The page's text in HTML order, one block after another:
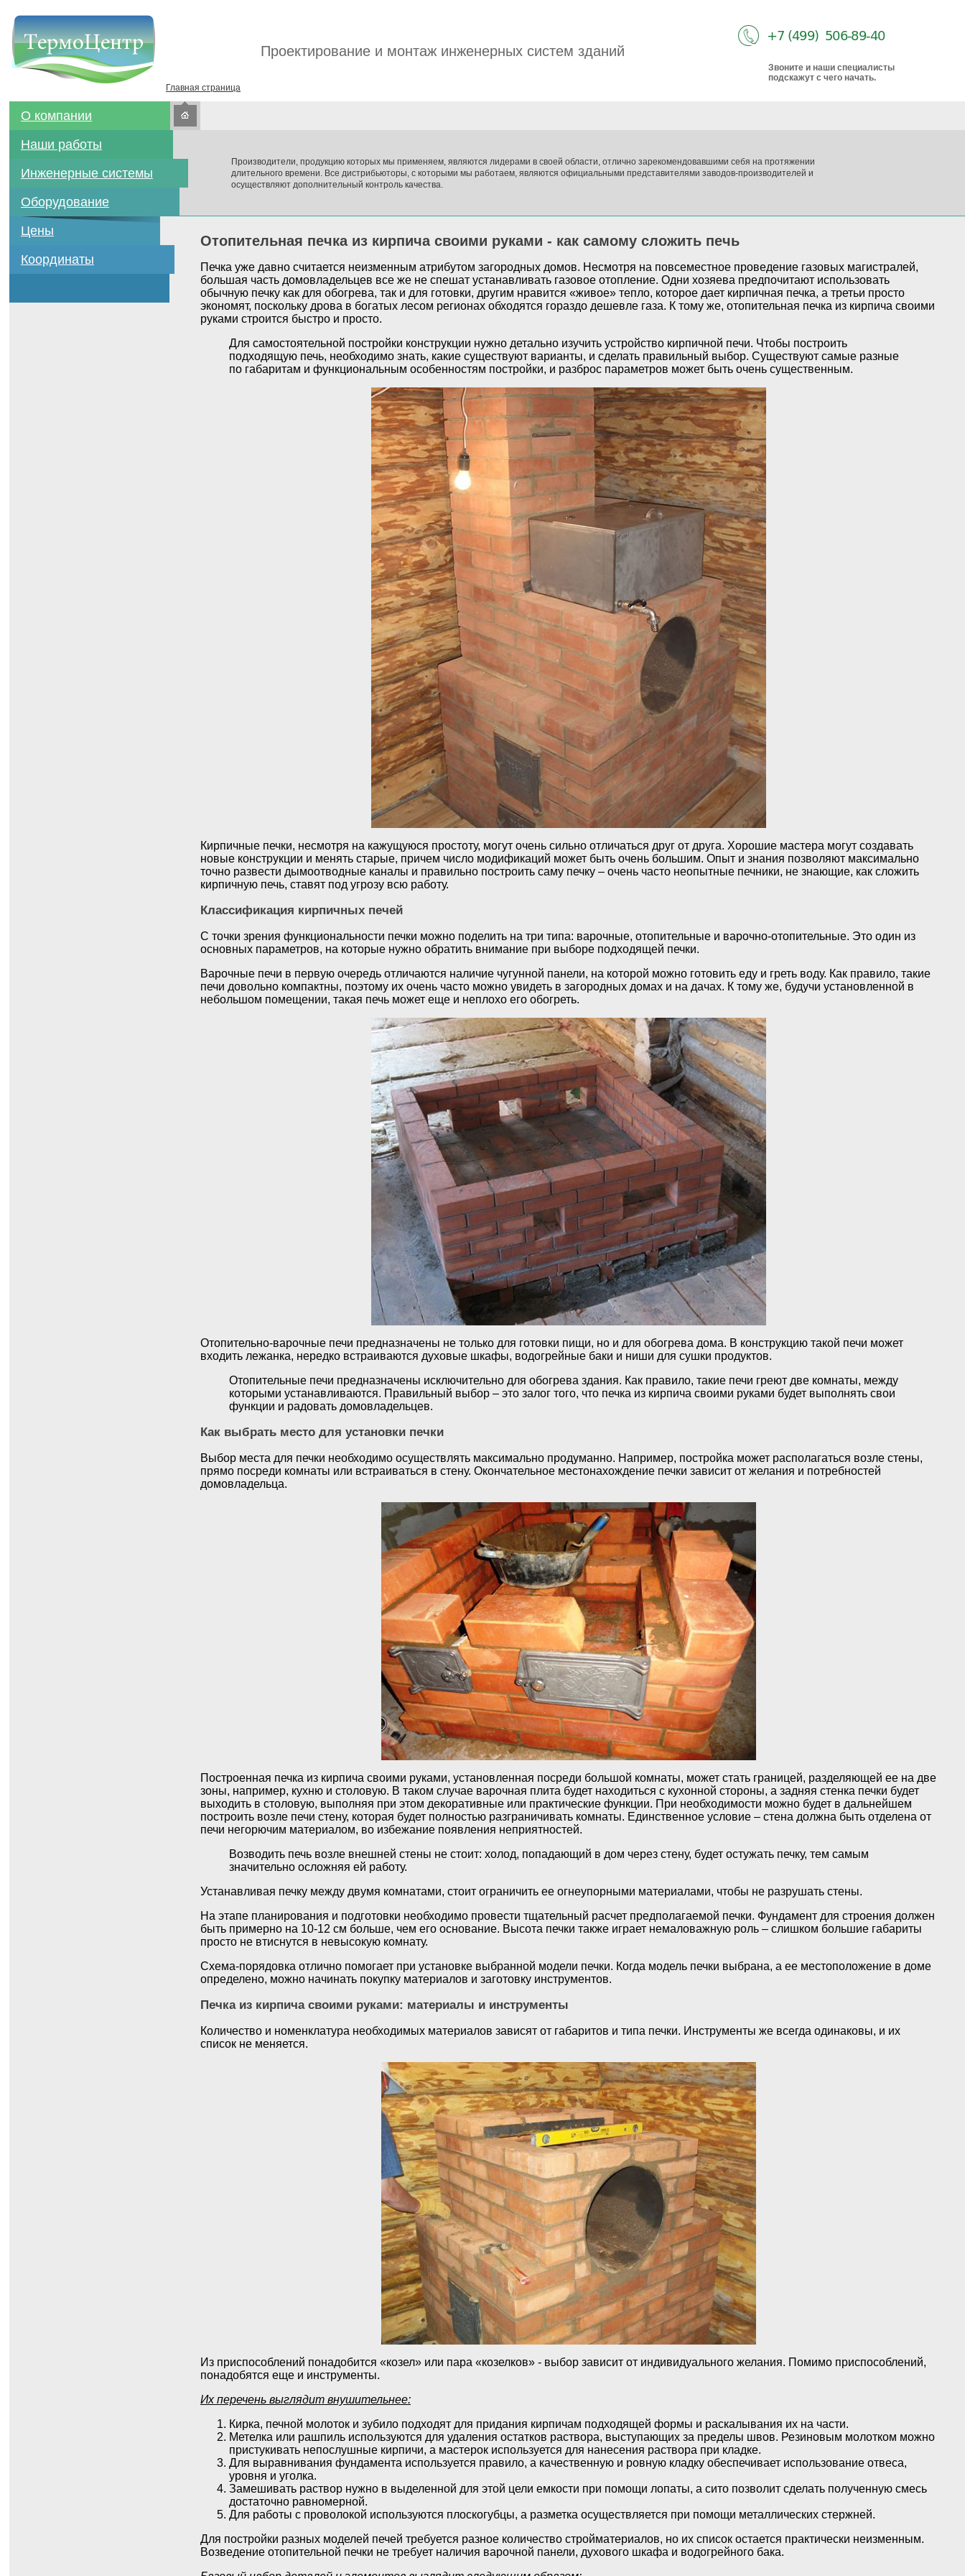
Главная страница
Проектирование и монтаж инженерных систем зданий
Звоните и наши специалисты
подскажут с чего начать.
О компании
Наши работы
Инженерные системы
Оборудование
Цены
Координаты
Производители, продукцию которых мы применяем, являются лидерами в своей области, отлично зарекомендовавшими себя на протяжении
длительного времени. Все дистрибьюторы, с которыми мы работаем, являются официальными представителями заводов-производителей и
осуществляют дополнительный контроль качества.
Отопительная печка из кирпича своими руками - как самому сложить печь
Печка уже давно считается неизменным атрибутом загородных домов. Несмотря на повсеместное проведение газовых магистралей,
большая часть домовладельцев все же не спешат устанавливать газовое отопление. Одни хозяева предпочитают использовать
обычную печку как для обогрева, так и для готовки, другим нравится «живое» тепло, которое дает кирпичная печка, а третьи просто
экономят, поскольку дрова в богатых лесом регионах обходятся гораздо дешевле газа. К тому же, отопительная печка из кирпича своими
руками строится быстро и просто.
Для самостоятельной постройки конструкции нужно детально изучить устройство кирпичной печи. Чтобы построить
подходящую печь, необходимо знать, какие существуют варианты, и сделать правильный выбор. Существуют самые разные
по габаритам и функциональным особенностям постройки, и разброс параметров может быть очень существенным.
Кирпичные печки, несмотря на кажущуюся простоту, могут очень сильно отличаться друг от друга. Хорошие мастера могут создавать
новые конструкции и менять старые, причем число модификаций может быть очень большим. Опыт и знания позволяют максимально
точно развести дымоотводные каналы и правильно построить саму печку – очень часто неопытные печники, не знающие, как сложить
кирпичную печь, ставят под угрозу всю работу.
Классификация кирпичных печей
С точки зрения функциональности печки можно поделить на три типа: варочные, отопительные и варочно-отопительные. Это один из
основных параметров, на которые нужно обратить внимание при выборе подходящей печки.
Варочные печи в первую очередь отличаются наличие чугунной панели, на которой можно готовить еду и греть воду. Как правило, такие
печи довольно компактны, поэтому их очень часто можно увидеть в загородных домах и на дачах. К тому же, будучи установленной в
небольшом помещении, такая печь может еще и неплохо его обогреть.
Отопительно-варочные печи предназначены не только для готовки пищи, но и для обогрева дома. В конструкцию такой печи может
входить лежанка, нередко встраиваются духовые шкафы, водогрейные баки и ниши для сушки продуктов.
Отопительные печи предназначены исключительно для обогрева здания. Как правило, такие печи греют две комнаты, между
которыми устанавливаются. Правильный выбор – это залог того, что печка из кирпича своими руками будет выполнять свои
функции и радовать домовладельцев.
Как выбрать место для установки печки
Выбор места для печки необходимо осуществлять максимально продуманно. Например, постройка может располагаться возле стены,
прямо посреди комнаты или встраиваться в стену. Окончательное местонахождение печки зависит от желания и потребностей
домовладельца.
Построенная печка из кирпича своими руками, установленная посреди большой комнаты, может стать границей, разделяющей ее на две
зоны, например, кухню и столовую. В таком случае варочная плита будет находиться с кухонной стороны, а задняя стенка печки будет
выходить в столовую, выполняя при этом декоративные или практические функции. При необходимости можно будет в дальнейшем
построить возле печи стену, которая будет полностью разграничивать комнаты. Единственное условие – стена должна быть отделена от
печи негорючим материалом, во избежание появления неприятностей.
Возводить печь возле внешней стены не стоит: холод, попадающий в дом через стену, будет остужать печку, тем самым
значительно осложняя ей работу.
Устанавливая печку между двумя комнатами, стоит ограничить ее огнеупорными материалами, чтобы не разрушать стены.
На этапе планирования и подготовки необходимо провести тщательный расчет предполагаемой печки. Фундамент для строения должен
быть примерно на 10-12 см больше, чем его основание. Высота печки также играет немаловажную роль – слишком большие габариты
просто не втиснутся в невысокую комнату.
Схема-порядовка отлично помогает при установке выбранной модели печки. Когда модель печки выбрана, а ее местоположение в доме
определено, можно начинать покупку материалов и заготовку инструментов.
Печка из кирпича своими руками: материалы и инструменты
Количество и номенклатура необходимых материалов зависят от габаритов и типа печки. Инструменты же всегда одинаковы, и их
список не меняется.
Из приспособлений понадобится «козел» или пара «козелков» - выбор зависит от индивидуального желания. Помимо приспособлений,
понадобятся еще и инструменты.
Их перечень выглядит внушительнее:
Кирка, печной молоток и зубило подходят для придания кирпичам подходящей формы и раскалывания их на части.
Метелка или рашпиль используются для удаления остатков раствора, выступающих за пределы швов. Резиновым молотком можно
пристукивать непослушные кирпичи, а мастерок используется для нанесения раствора при кладке.
Для выравнивания фундамента используется правило, а качественную и ровную кладку обеспечивает использование отвеса,
уровня и уголка.
Замешивать раствор нужно в выделенной для этой цели емкости при помощи лопаты, а сито позволит сделать полученную смесь
достаточно равномерной.
Для работы с проволокой используются плоскогубцы, а разметка осуществляется при помощи металлических стержней.
Для постройки разных моделей печей требуется разное количество стройматериалов, но их список остается практически неизменным.
Возведение отопительной печки не требует наличия варочной панели, духового шкафа и водогрейного бака.